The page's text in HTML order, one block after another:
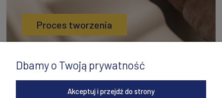
Proces tworzenia
Dbamy o Twoją prywatność
Akceptuj i przejdź do strony